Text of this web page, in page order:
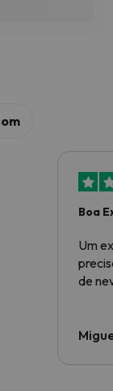
Boa
Um
de